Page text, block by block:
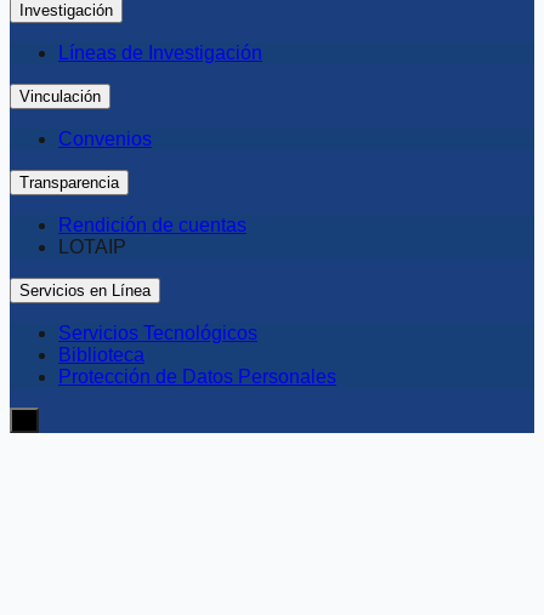
Investigación
Líneas de Investigación
Vinculación
Convenios
Transparencia
Rendición de cuentas
LOTAIP
Servicios en Línea
Servicios Tecnológicos
Biblioteca
Protección de Datos Personales